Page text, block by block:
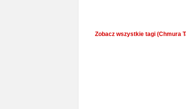
Zobacz wszystkie tagi (Chmura